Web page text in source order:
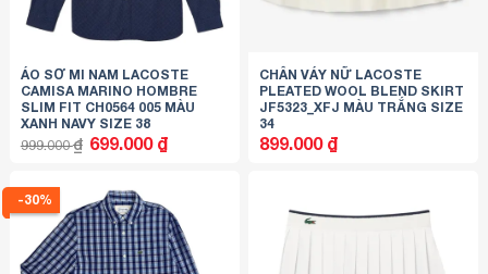
ÁO SƠ MI NAM LACOSTE
CAMISA MARINO HOMBRE
SLIM FIT CH0564 005 MÀU
XANH NAVY SIZE 38
999.000₫ Giá
gốc
699.000 ₫Giá
hiện
CHÂN VÁY NỮ LACOSTE
PLEATED WOOL BLEND SKIRT
JF5323_XFJ MÀU TRẮNG SIZE
34
899.000 ₫
-30%